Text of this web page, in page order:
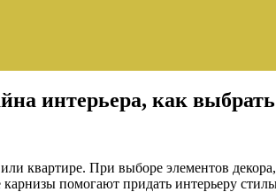
интерьера, как
квартире. При выборе элементов
помогают придать интерьеру